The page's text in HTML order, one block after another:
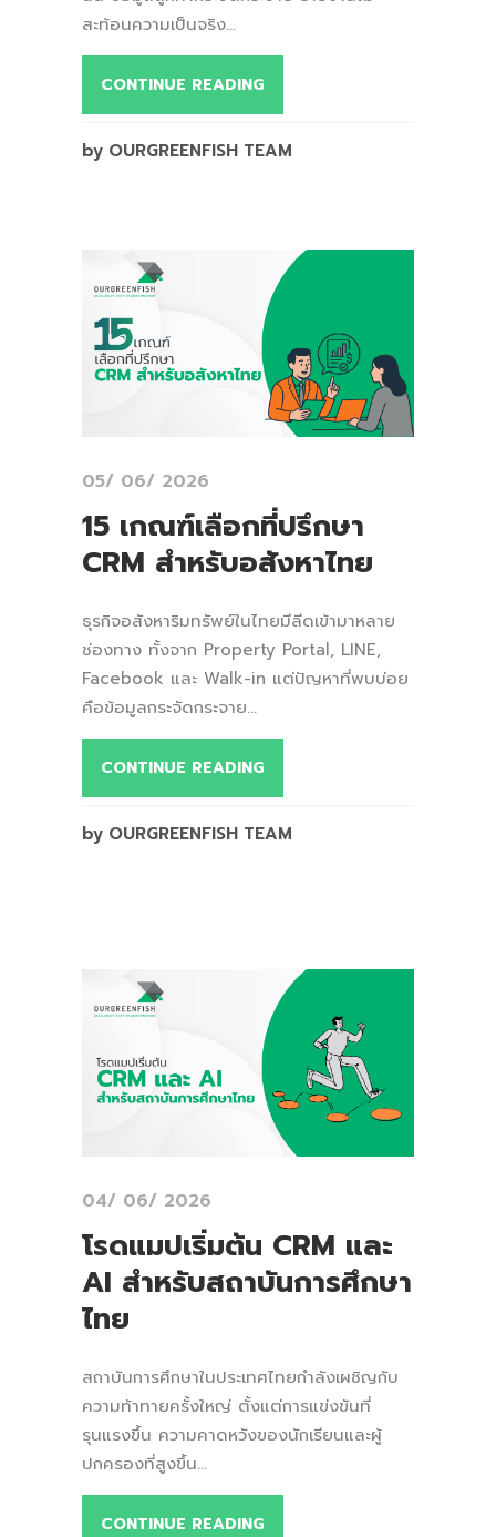
สะท้อนความเป็นจริง...
CONTINUE READING
by OURGREENFISH TEAM
05/ 06/ 2026
15 เกณฑ์เลือกที่ปรึกษา
CRM สำหรับอสังหาไทย
ธุรกิจอสังหาริมทรัพย์ในไทยมีลีดเข้ามาหลาย
ช่องทาง ทั้งจาก Property Portal, LINE,
Facebook และ Walk-in แต่ปัญหาที่พบบ่อย
คือข้อมูลกระจัดกระจาย...
CONTINUE READING
by OURGREENFISH TEAM
04/ 06/ 2026
โรดแมปเริ่มต้น CRM และ
AI สำหรับสถาบันการศึกษา
ไทย
สถาบันการศึกษาในประเทศไทยกำลังเผชิญกับ
ความท้าทายครั้งใหญ่ ตั้งแต่การแข่งขันที่
รุนแรงขึ้น ความคาดหวังของนักเรียนและผู้
ปกครองที่สูงขึ้น...
CONTINUE READING